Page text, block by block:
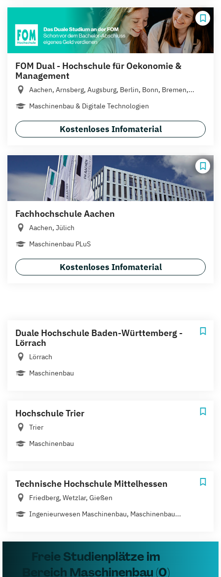
FOM Dual - Hochschule für Oekonomie &
Management
Aachen, Arnsberg, Augsburg, Berlin, Bonn, Bremen,...
Maschinenbau & Digitale Technologien
Kostenloses Infomaterial
Fachhochschule Aachen
Aachen, Jülich
Maschinenbau PLuS
Kostenloses Infomaterial
Duale Hochschule Baden-Württemberg -
Lörrach
Lörrach
Maschinenbau
Hochschule Trier
Trier
Maschinenbau
Technische Hochschule Mittelhessen
Friedberg, Wetzlar, Gießen
Ingenieurwesen Maschinenbau, Maschinenbau...
Freie Studienplätze im
Bereich Maschinenbau (0)